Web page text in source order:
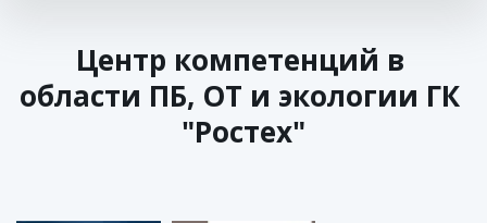
Центр компетенций в
области ПБ, ОТ и экологии ГК
"Ростех"